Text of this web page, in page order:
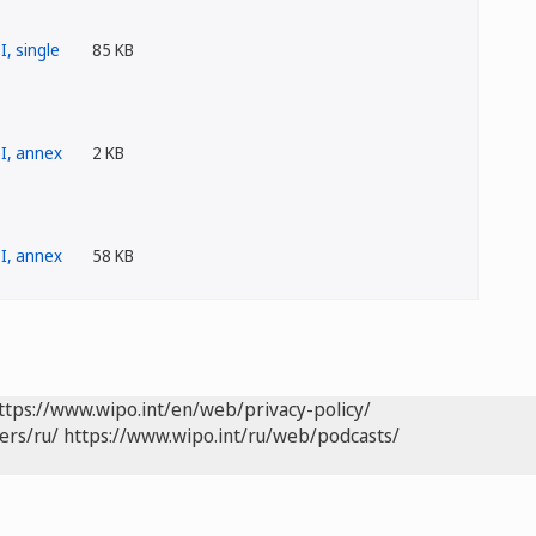
85 KB
2 KB
58 KB
www.wipo.int/en/web/privacy-policy/
ru/ https://www.wipo.int/ru/web/podcasts/